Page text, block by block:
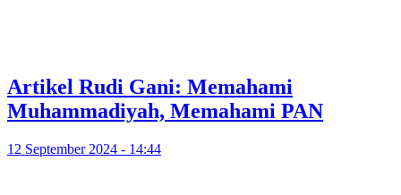
Artikel Rudi Gani: Memahami
Muhammadiyah, Memahami PAN
12 September 2024 - 14:44